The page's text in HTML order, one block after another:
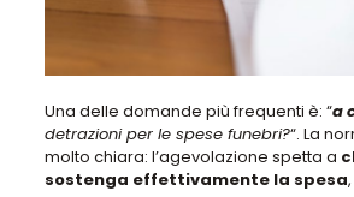
Una delle domande più frequenti è: “a
detrazioni per le spese funebri?“. La
molto chiara: l’agevolazione spetta a
sostenga effettivamente la spesa,